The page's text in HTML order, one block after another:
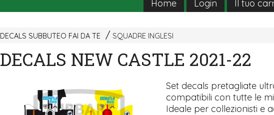
Home Login Il tuo
DECALS SUBBUTEO FAI DA TE SQUADRE INGLESI
DECALS NEW CASTLE 2021-22
Set decals pretagliate
compatibili con tutte le
Ideale per collezionisti e